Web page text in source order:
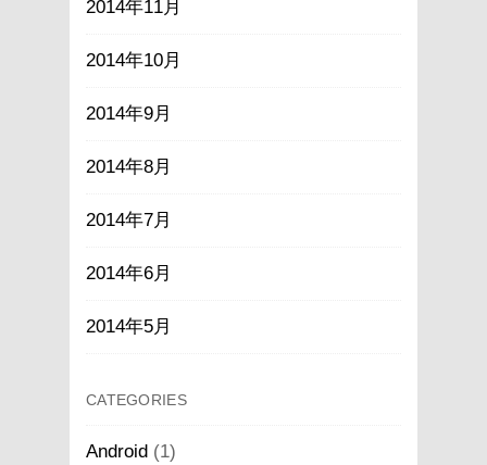
2014年11月
2014年10月
2014年9月
2014年8月
2014年7月
2014年6月
2014年5月
CATEGORIES
Android (1)